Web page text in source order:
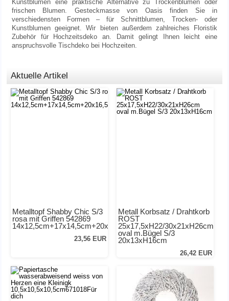
Kunstblumen eine praktische Alternative zu Trockenblumen oder
frischen Blumen. Gesteckmasse von Oasis finden Sie in
verschiedensten Formen – für Schnittblumen, Trocken- oder
Kunstblumen geeignet. Wir bieten außerdem zahlreiches Floristik
Zubehör für Hochzeitsdeko an. Damit gelingt Ihnen leicht eine
anspruchsvolle Tischdeko bei Hochzeiten.
Aktuelle Artikel
Metalltopf Shabby Chic S/3
rosa mit Griffen 542869
14x12,5cm+17x14,5cm+20x16,5cm
23,56 EUR
Metall Korbsatz / Drahtkorb
ROST
25x17,5xH22/30x21xH26cm
oval m.Bügel S/3
20x13xH16cm
26,42 EUR